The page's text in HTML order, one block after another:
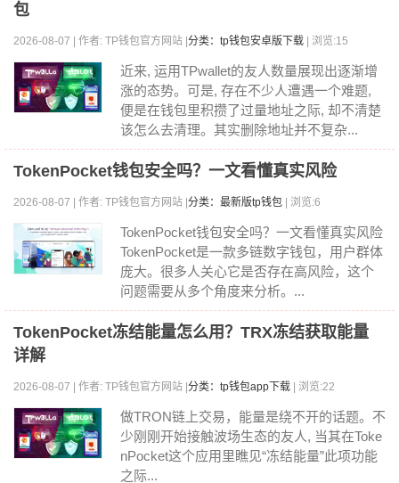
包
2026-08-07 | 作者: TP钱包官方网站 | 分类：tp钱包安卓版下载 | 浏览:15
近来, 运用TPwallet的友人数量展现出逐渐增
涨的态势。可是, 存在不少人遭遇一个难题,
便是在钱包里积攒了过量地址之际, 却不清楚
该怎么去清理。其实删除地址并不复杂...
TokenPocket钱包安全吗？一文看懂真实风险
2026-08-07 | 作者: TP钱包官方网站 | 分类：最新版tp钱包 | 浏览:6
TokenPocket钱包安全吗？一文看懂真实风险
TokenPocket是一款多链数字钱包，用户群体
庞大。很多人关心它是否存在高风险，这个
问题需要从多个角度来分析。...
TokenPocket冻结能量怎么用？TRX冻结获取能量
详解
2026-08-07 | 作者: TP钱包官方网站 | 分类：tp钱包app下载 | 浏览:22
做TRON链上交易，能量是绕不开的话题。不
少刚刚开始接触波场生态的友人, 当其在Toke
nPocket这个应用里瞧见“冻结能量”此项功能
之际...